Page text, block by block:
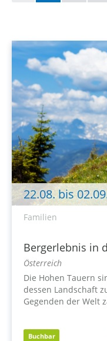
22.08. bis
Familien
Bergerlebnis in
Österreich
Die Hohen Tauern
dessen Landschaft
Gegenden der Welt
Buchbar